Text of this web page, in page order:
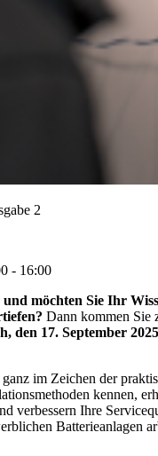
2
- 16:00
möchten Sie Ihr
Dann kommen Sie
den 17. September 2025
im Zeichen der
kennen,
verbessern Ihre
Batterieanlagen